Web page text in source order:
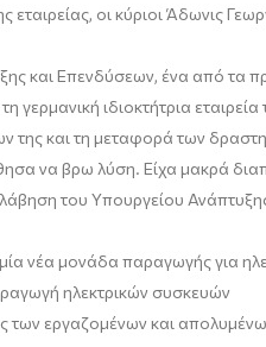
εταιρείας, οι κύριοι Άδωνις
και Επενδύσεων, ένα από
ιδιοκτήτρια εταιρεία
της και τη μεταφορά των
βρω λύση. Είχα μακρά
του Υπουργείου
μία νέα μονάδα παραγωγής για
ηλεκτρικών συσκευών
των εργαζομένων και